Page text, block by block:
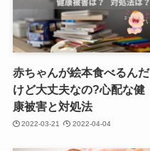
赤ちゃんが絵本食べるんだ
けど大丈夫なの?心配な健
康被害と対処法
2022-03-21 2022-04-04